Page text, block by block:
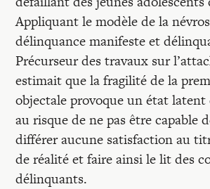
Appliquant le modèle de la
délinquance manifeste et
Précurseur des travaux sur
estimait que la fragilité de la
objectale provoque un état
au risque de ne pas être capable
différer aucune satisfaction au
de réalité et faire ainsi le lit des
délinquants.